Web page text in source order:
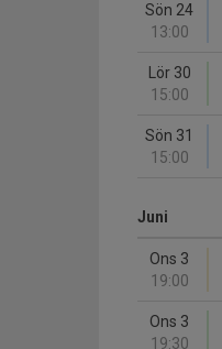
Sön 24
13:00
Lör 30
15:00
Sön 31
15:00
Juni
Ons 3
19:00
Ons 3
19:30